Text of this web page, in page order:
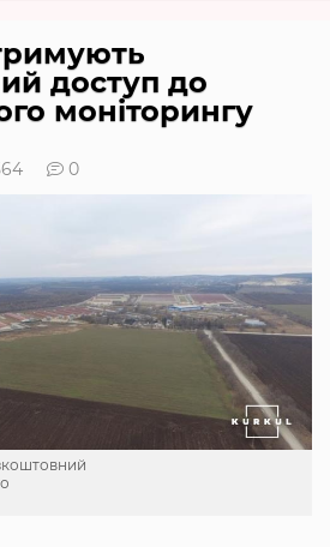
доступ до
моніторингу
0